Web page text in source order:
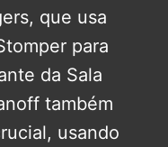
que usa
para
da Sala
também
usando